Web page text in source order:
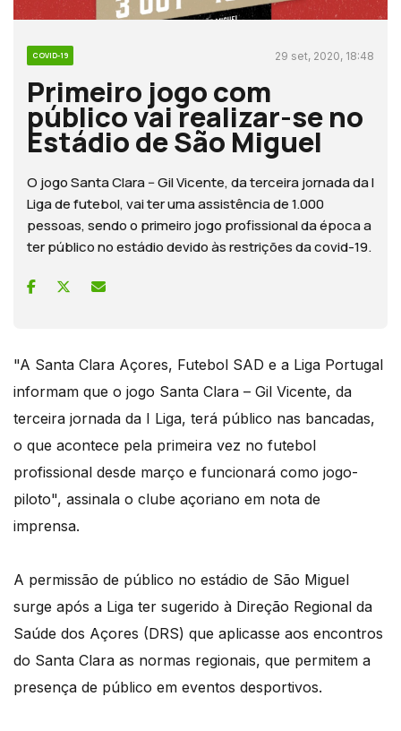
COVID-19 29 set, 2020, 18:48
Primeiro jogo com
público vai realizar-se no
Estádio de São Miguel
O jogo Santa Clara -- Gil Vicente, da terceira jornada da I
Liga de futebol, vai ter uma assistência de 1.000
pessoas, sendo o primeiro jogo profissional da época a
ter público no estádio devido às restrições da covid-19.
"A Santa Clara Açores, Futebol SAD e a Liga Portugal
informam que o jogo Santa Clara – Gil Vicente, da
terceira jornada da I Liga, terá público nas bancadas,
o que acontece pela primeira vez no futebol
profissional desde março e funcionará como jogo-
piloto", assinala o clube açoriano em nota de
imprensa.
A permissão de público no estádio de São Miguel
surge após a Liga ter sugerido à Direção Regional da
Saúde dos Açores (DRS) que aplicasse aos encontros
do Santa Clara as normas regionais, que permitem a
presença de público em eventos desportivos.